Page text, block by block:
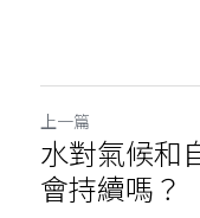
上一篇
水對氣候和
會持續嗎？